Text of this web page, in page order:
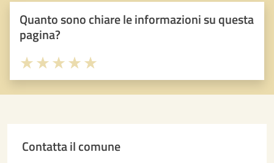
Quanto sono chiare le informazioni su questa
pagina?
Valuta 5 stelle su 5
Valuta 4 stelle su 5
Valuta 3 stelle su 5
Valuta 2 stelle su 5
Valuta 1 stelle su 5
Contatta il comune